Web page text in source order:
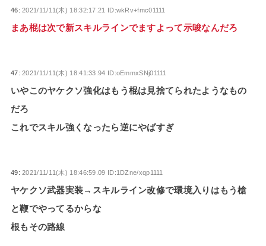
46:2021/11/11(木) 18:32:17.21 ID:wkRv+fmc01111
まあ棍は次で新スキルラインでますよって示唆なんだろ
47:2021/11/11(木) 18:41:33.94 ID:oEmmxSNj01111
いやこのヤケクソ強化はもう棍は見捨てられたようなもの
だろ
これでスキル強くなったら逆にやばすぎ
49:2021/11/11(木) 18:46:59.09 ID:1DZne/xqp1111
ヤケクソ武器実装→スキルライン改修で環境入りはもう槍
と鞭でやってるからな
根もその路線